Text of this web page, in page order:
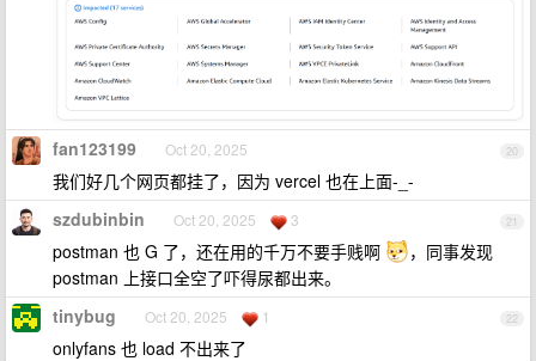
20
fan123199 Oct 20, 2025
我们好几个网页都挂了，因为 vercel 也在上面-_-
21
szdubinbin Oct 20, 2025 3
postman 也 G 了，还在用的千万不要手贱啊
，同事发现
postman 上接口全空了吓得尿都出来。
22
tinybug Oct 20, 2025 1
onlyfans 也 load 不出来了